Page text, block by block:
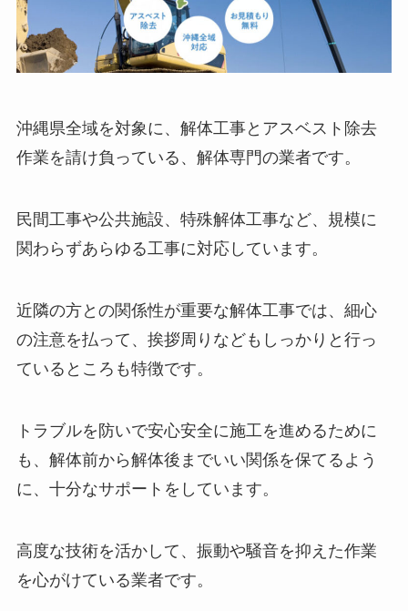
沖縄県全域を対象に、解体工事とアスベスト除去
作業を請け負っている、解体専門の業者です。
民間工事や公共施設、特殊解体工事など、規模に
関わらずあらゆる工事に対応しています。
近隣の方との関係性が重要な解体工事では、細心
の注意を払って、挨拶周りなどもしっかりと行っ
ているところも特徴です。
トラブルを防いで安心安全に施工を進めるために
も、解体前から解体後までいい関係を保てるよう
に、十分なサポートをしています。
高度な技術を活かして、振動や騒音を抑えた作業
を心がけている業者です。